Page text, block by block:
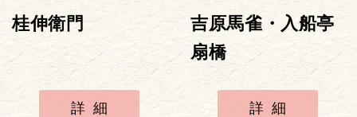
桂伸衛門
詳細
吉原馬雀・入船亭
扇橋
詳細